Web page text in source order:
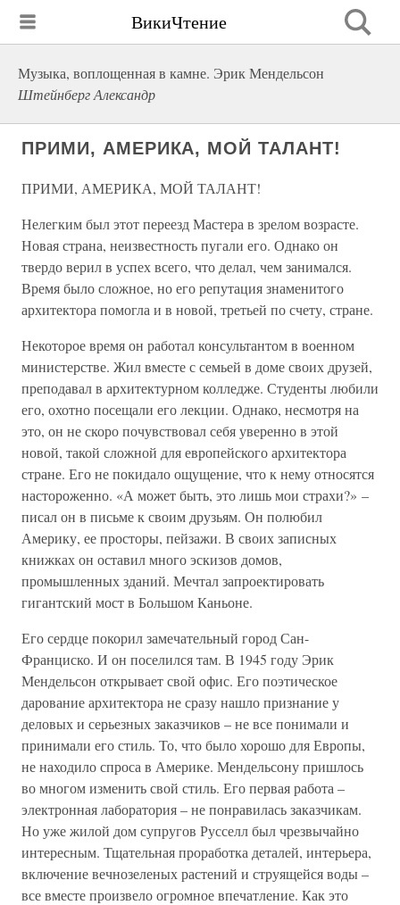
ВикиЧтение
Музыка, воплощенная в камне. Эрик Мендельсон
Штейнберг Александр
ПРИМИ, АМЕРИКА, МОЙ ТАЛАНТ!
ПРИМИ, АМЕРИКА, МОЙ ТАЛАНТ!
Нелегким был этот переезд Мастера в зрелом возрасте.
Новая страна, неизвестность пугали его. Однако он
твердо верил в успех всего, что делал, чем занимался.
Время было сложное, но его репутация знаменитого
архитектора помогла и в новой, третьей по счету, стране.
Некоторое время он работал консультантом в военном
министерстве. Жил вместе с семьей в доме своих друзей,
преподавал в архитектурном колледже. Студенты любили
его, охотно посещали его лекции. Однако, несмотря на
это, он не скоро почувствовал себя уверенно в этой
новой, такой сложной для европейского архитектора
стране. Его не покидало ощущение, что к нему относятся
настороженно. «А может быть, это лишь мои страхи?» –
писал он в письме к своим друзьям. Он полюбил
Америку, ее просторы, пейзажи. В своих записных
книжках он оставил много эскизов домов,
промышленных зданий. Мечтал запроектировать
гигантский мост в Большом Каньоне.
Его сердце покорил замечательный город Сан-
Франциско. И он поселился там. В 1945 году Эрик
Мендельсон открывает свой офис. Его поэтическое
дарование архитектора не сразу нашло признание у
деловых и серьезных заказчиков – не все понимали и
принимали его стиль. То, что было хорошо для Европы,
не находило спроса в Америке. Мендельсону пришлось
во многом изменить свой стиль. Его первая работа –
электронная лаборатория – не понравилась заказчикам.
Но уже жилой дом супругов Русселл был чрезвычайно
интересным. Тщательная проработка деталей, интерьера,
включение вечнозеленых растений и струящейся воды –
все вместе произвело огромное впечатление. Как это